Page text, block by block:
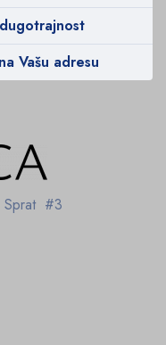
Vašu adresu
Sprat #3